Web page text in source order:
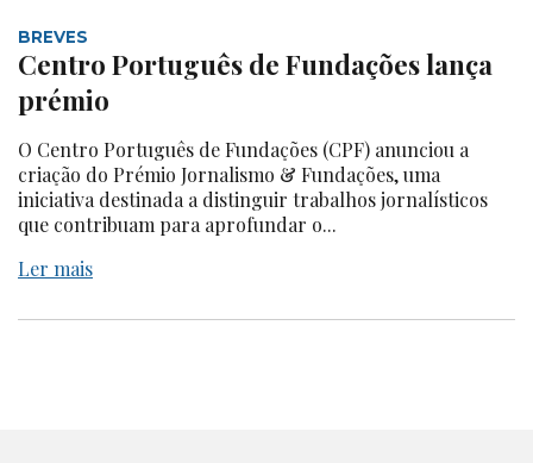
BREVES
Centro Português de Fundações lança
prémio
O Centro Português de Fundações (CPF) anunciou a
criação do Prémio Jornalismo & Fundações, uma
iniciativa destinada a distinguir trabalhos jornalísticos
que contribuam para aprofundar o...
Ler mais